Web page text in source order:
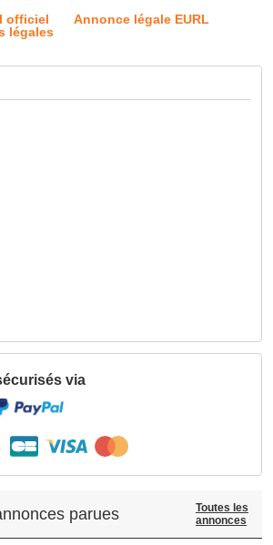
officiel
Annonce légale EURL
légales
via
parues
Toutes les
annonces